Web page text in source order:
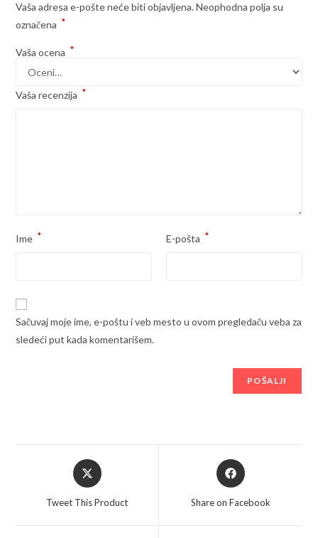
Vaša adresa e-pošte neće biti objavljena. Neophodna polja su
označena *
Vaša ocena *
Vaša recenzija *
Ime * E-pošta *
Sačuvaj moje ime, e-poštu i veb mesto u ovom pregledaču veba za
sledeći put kada komentarišem.
Opens
in
Tweet This Product
Opens
in
Share on Facebook